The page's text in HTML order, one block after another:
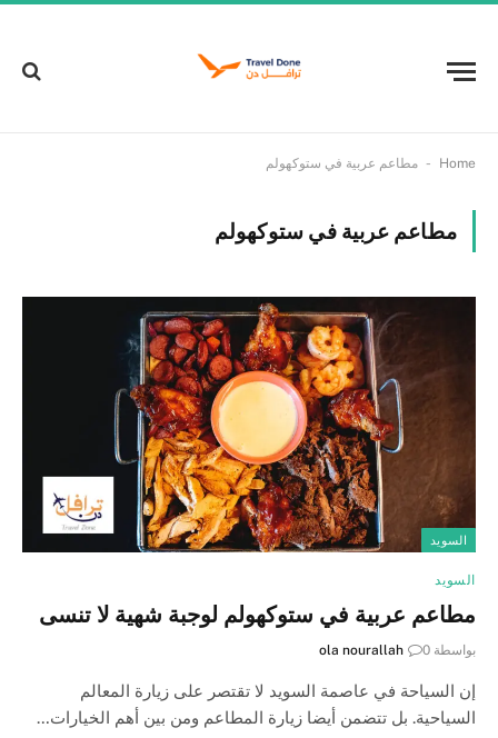
Home
- مطاعم عربية في ستوكهولم
مطاعم عربية في ستوكهولم
السويد
السويد
مطاعم عربية في ستوكهولم لوجبة شهية لا تنسى
بواسطة ola nourallah 0
إن السياحة في عاصمة السويد لا تقتصر على زيارة المعالم
السياحية. بل تتضمن أيضا زيارة المطاعم ومن بين أهم الخيارات…